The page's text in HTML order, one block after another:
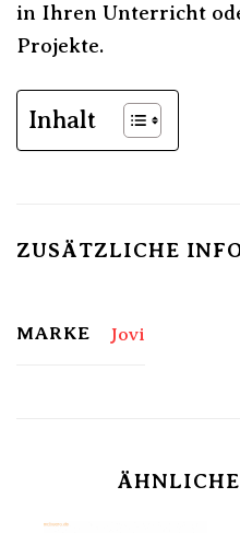
in Ihren Unterricht
Projekte.
Inhalt
ZUSÄTZLICHE
MARKE Jovi